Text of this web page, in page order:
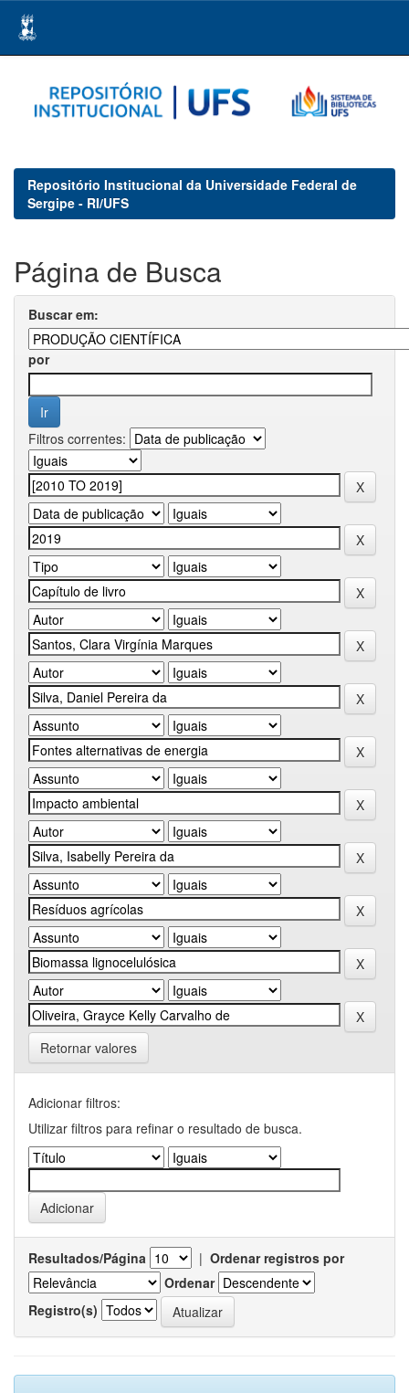
navigation
Repositório Institucional da Universidade Federal de
Sergipe - RI/UFS
Página de Busca
Buscar em:
por
Filtros correntes:
Retornar valores
Adicionar filtros:
Utilizar filtros para refinar o resultado de busca.
Resultados/Página | Ordenar registros por
Ordenar
Registro(s)